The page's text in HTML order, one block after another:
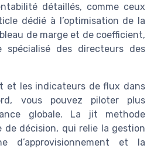
détaillés, comme ceux
dédié à l’optimisation de la
de marge et de coefficient,
spécialisé des directeurs des
et les indicateurs de flux dans
vous pouvez piloter plus
globale. La jit methode
de décision, qui relie la gestion
d’approvisionnement et la